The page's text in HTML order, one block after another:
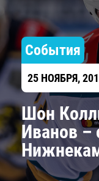
События
25 НОЯБРЯ,
Шон
Иванов –